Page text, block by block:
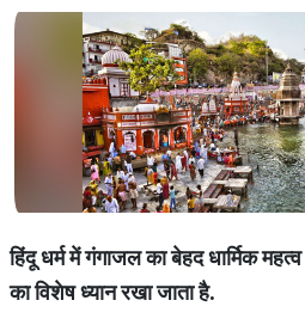
हिंदूधर्ममेंगंगाजलकाबेहदधार्मिकमहत्व
काविशेषध्यानरखाजाताहै.